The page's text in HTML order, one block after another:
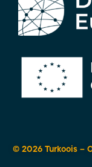
© 2026 Turkoois –